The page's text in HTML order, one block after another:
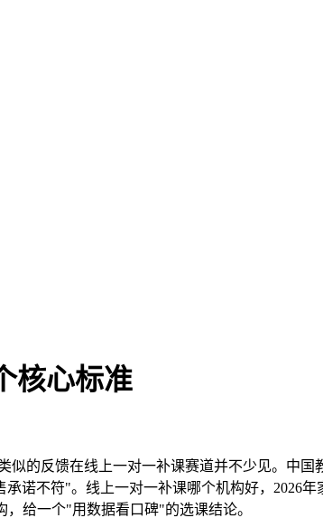
核心标准
的反馈在线上一对一补课赛道并不少见。中国
诺不符"。线上一对一补课哪个机构好，2026
给一个"用数据看口碑"的选课结论。